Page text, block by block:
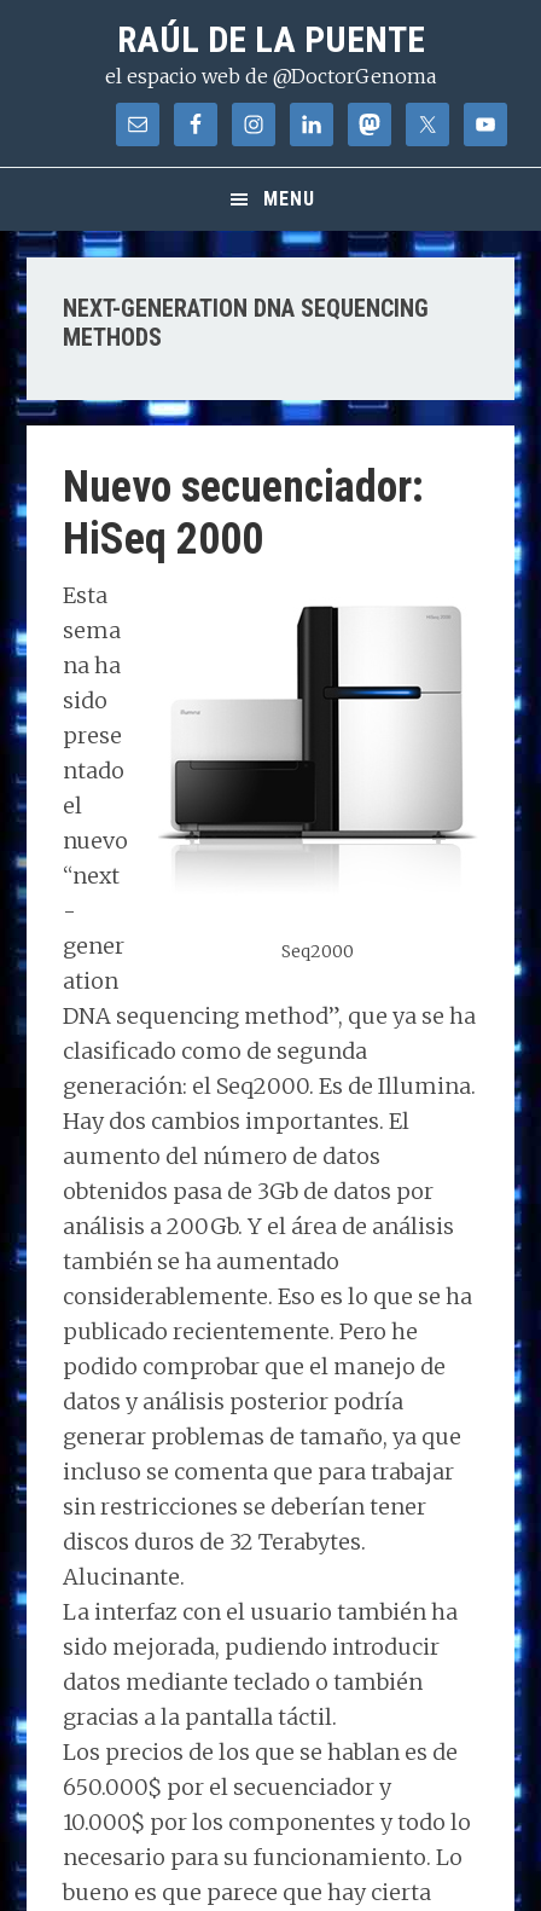
contenido
RAÚL DE LA PUENTE
el espacio web de @DoctorGenoma
MENU
NEXT-GENERATION DNA SEQUENCING
METHODS
Nuevo secuenciador:
HiSeq 2000
Seq2000
Esta
sema
na ha
sido
prese
ntado
el
nuevo
“next
-
gener
ation
DNA sequencing method”, que ya se ha
clasificado como de segunda
generación: el Seq2000. Es de Illumina.
Hay dos cambios importantes. El
aumento del número de datos
obtenidos pasa de 3Gb de datos por
análisis a 200Gb. Y el área de análisis
también se ha aumentado
considerablemente. Eso es lo que se ha
publicado recientemente. Pero he
podido comprobar que el manejo de
datos y análisis posterior podría
generar problemas de tamaño, ya que
incluso se comenta que para trabajar
sin restricciones se deberían tener
discos duros de 32 Terabytes.
Alucinante.
La interfaz con el usuario también ha
sido mejorada, pudiendo introducir
datos mediante teclado o también
gracias a la pantalla táctil.
Los precios de los que se hablan es de
650.000$ por el secuenciador y
10.000$ por los componentes y todo lo
necesario para su funcionamiento. Lo
bueno es que parece que hay cierta